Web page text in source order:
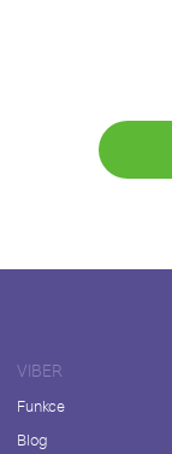
VIBER
Funkce
Blog